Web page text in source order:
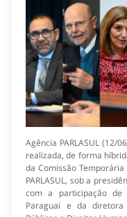
Agência PARLASUL (12/
realizada, de forma
da Comissão
PARLASUL, sob a
com a participação de
Paraguai e da